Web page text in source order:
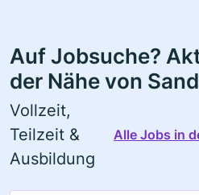
Auf Jobsuche?
der Nähe von
Vollzeit,
Teilzeit &
Ausbildung
Alle Jobs in